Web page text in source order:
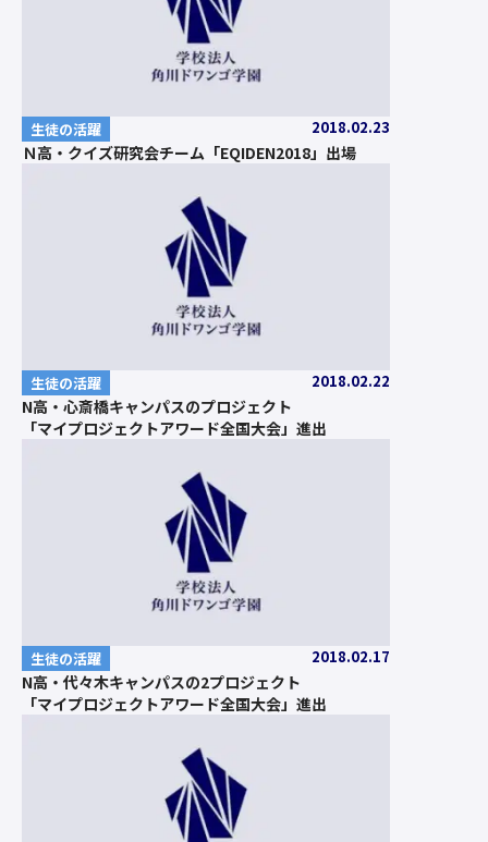
生徒の活躍 2018.02.23
Ｎ高・クイズ研究会チーム「EQIDEN2018」出場
生徒の活躍 2018.02.22
N高・心斎橋キャンパスのプロジェクト
「マイプロジェクトアワード全国大会」進出
生徒の活躍 2018.02.17
N高・代々木キャンパスの2プロジェクト
「マイプロジェクトアワード全国大会」進出